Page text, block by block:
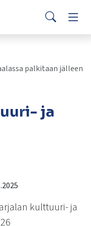
palkitaan jälleen
ja
kulttuuri- ja